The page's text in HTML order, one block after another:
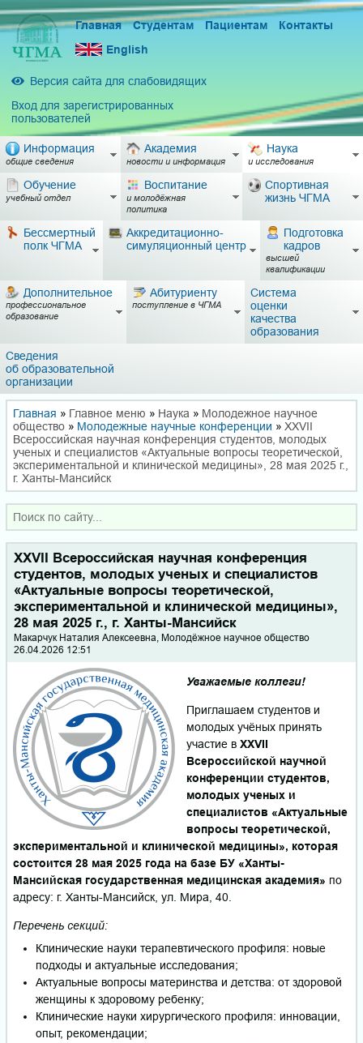
Главная Студентам Пациентам
Контакты
English
Версия сайта для слабовидящих
Вход для зарегистрированных
пользователей
Информация
общие сведения
Академия
новости и информация
Наука
и исследования
Обучение
учебный отдел
Воспитание
и молодёжная
политика
Спортивная
жизнь ЧГМА
Бессмертный
полк ЧГМА
Аккредитационно-
симуляционный центр
Подготовка
кадров
высшей
квалификации
Дополнительное
профессиональное
образование
Абитуриенту
поступление в ЧГМА
Система
оценки
качества
образования
Сведения
об образовательной
организации
Главная » Главное меню » Наука » Молодежное научное
общество » Молодежные научные конференции » XXVII
Всероссийская научная конференция студентов, молодых
ученых и специалистов «Актуальные вопросы теоретической,
экспериментальной и клинической медицины», 28 мая 2025 г.,
г. Ханты-Мансийск
XXVII Всероссийская научная конференция
студентов, молодых ученых и специалистов
«Актуальные вопросы теоретической,
экспериментальной и клинической медицины»,
28 мая 2025 г., г. Ханты-Мансийск
Макарчук Наталия Алексеевна, Молодёжное научное общество
26.04.2026 12:51
Уважаемые коллеги!
Приглашаем студентов и
молодых учёных принять
участие в XXVII
Всероссийской научной
конференции студентов,
молодых ученых и
специалистов «Актуальные
вопросы теоретической,
экспериментальной и клинической медицины», которая
состоится 28 мая 2025 года на базе БУ «Ханты-
Мансийская государственная медицинская академия» по
адресу: г. Ханты-Мансийск, ул. Мира, 40.
Перечень секций:
Клинические науки терапевтического профиля: новые
подходы и актуальные исследования;
Актуальные вопросы материнства и детства: от здоровой
женщины к здоровому ребенку;
Клинические науки хирургического профиля: инновации,
опыт, рекомендации;